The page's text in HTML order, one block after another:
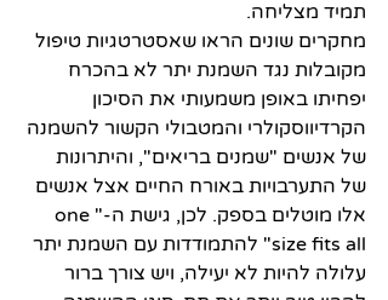
תמיד מצליחה.
מחקרים שונים הראו שאסטרטגיות טיפול
מקובלות נגד השמנת יתר לא בהכרח
יפחיתו באופן משמעותי את הסיכון
הקרדיווסקולרי והמטבולי הקשור להשמנה
של אנשים "שמנים בריאים", והיתרונות
של התערבויות באורח החיים אצל אנשים
אלו מוטלים בספק. לכן, גישת ה-"one
size fits all" להתמודדות עם השמנת יתר
עלולה להיות לא יעילה, ויש צורך ברור